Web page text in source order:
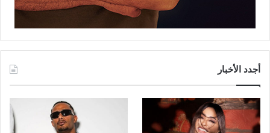
أجدد الأخبار